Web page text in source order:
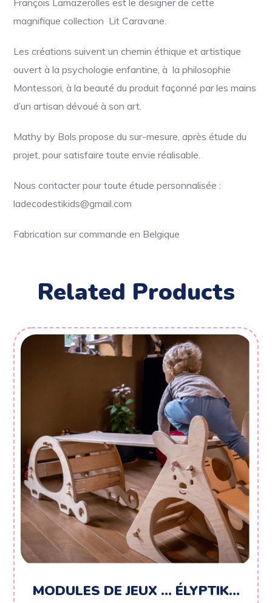
magnifique collection Lit Caravane.
Les créations suivent un chemin éthique et artistique
ouvert à la psychologie enfantine, à la philosophie
Montessori, à la beauté du produit façonné par les mains
d’un artisan dévoué à son art.
Mathy by Bols propose du sur-mesure, après étude du
projet, pour satisfaire toute envie réalisable.
Nous contacter pour toute étude personnalisée :
ladecodestikids@gmail.com
Fabrication sur commande en Belgique
Related Products
MODULES DE JEUX … ÉLYPTIK…